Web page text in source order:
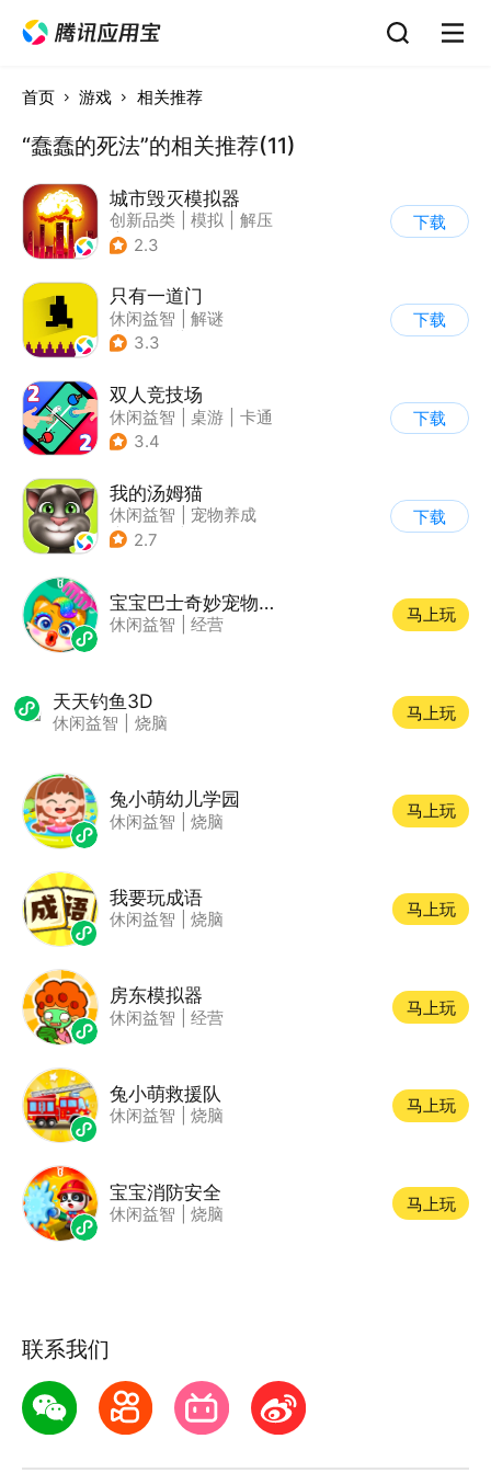
首页 游戏 相关推荐
“蠢蠢的死法”的相关推荐(11)
城市毁灭模拟器
创新品类 模拟
解压
| 开放世界
2.3
下载
只有一道门
休闲益智
解谜
| 像素风
3.3
下载
双人竞技场
休闲益智 桌游
卡通
3.4
下载
我的汤姆猫
休闲益智
宠物养成
| 汤姆猫
2.7
下载
宝宝巴士奇妙宠物美妆店
休闲益智 经营
马上玩
天天钓鱼3D
休闲益智 烧脑
马上玩
兔小萌幼儿学园
休闲益智 烧脑
马上玩
我要玩成语
休闲益智 烧脑
马上玩
房东模拟器
休闲益智 经营
马上玩
兔小萌救援队
休闲益智 烧脑
马上玩
宝宝消防安全
休闲益智 烧脑
马上玩
联系我们